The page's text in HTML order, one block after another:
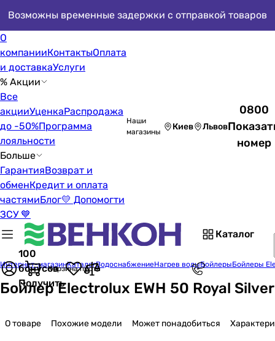
Возможны временные задержки с отправкой товаров
О
компанииКонтактыОплата
и доставкаУслуги
% Акции
Все
акцииУценкаРаспродажа
до -50%Программа
лояльности
Больше
ГарантияВозврат и
обменКредит и оплата
частямиБлог💛 Допомогти
ЗСУ 💙
Наши
магазины
Киев Львов
0800
номер
Каталог
100
бонусов
Получить
Корзина пуста
Интернет-магазинКаталогВодоснабжениеНагрев водыБойлерыБойлеры
Бойлер Electrolux EWH 50 Royal Silver
О товаре Похожие модели Может понадобиться